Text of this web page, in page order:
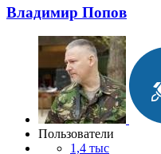
Владимир Попов
Пользователи
1,4 тыс